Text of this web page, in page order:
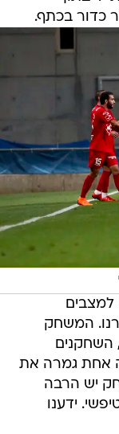
כדור בכתף.
למצבים
המשחק
השחקנים
אחת גמרה את
יש הרבה
ידענו